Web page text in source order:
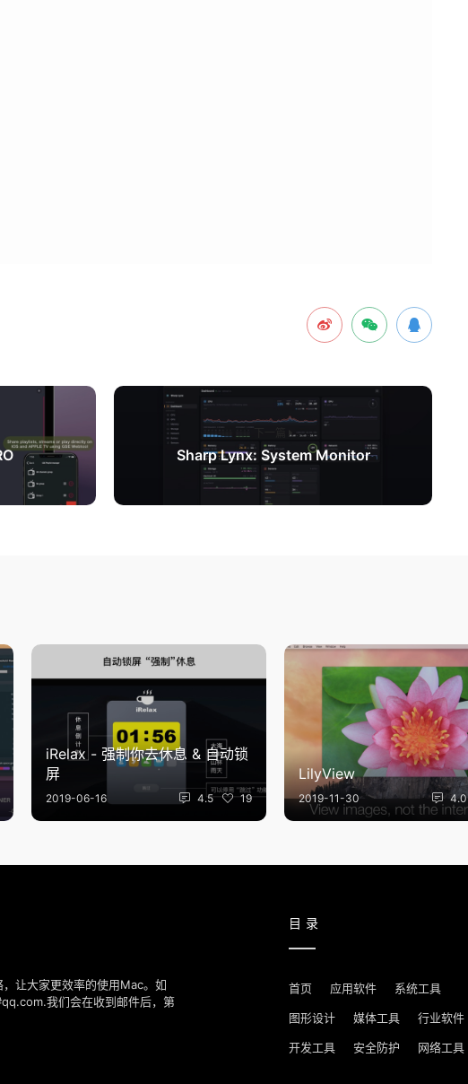
Sharp Lynx: System Monitor
iRelax - 强制你去休息 & 自动锁
屏
2019-06-16 4.5 19
LilyView
2019-11-30 4.0
让大家更效率的使用Mac。如
我们会在收到邮件后，第
目录
首页 应用软件 系统工具
图形设计 媒体工具 行业软件
开发工具 安全防护 网络工具